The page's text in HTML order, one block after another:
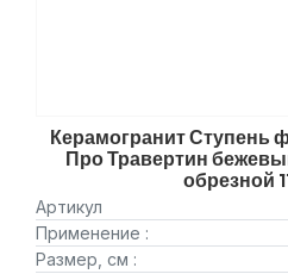
Керамогранит Ступень
Про Травертин
обрезной
Артикул
Применение :
Размер, см :